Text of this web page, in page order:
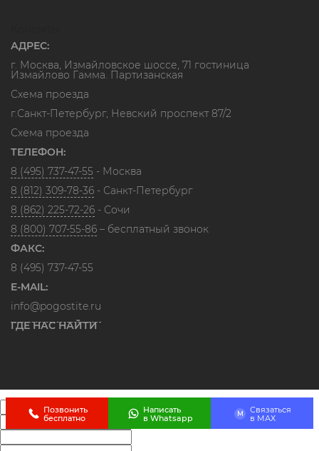
АДРЕС:
г. Москва, Измайловское шоссе, 71 гостиница
Измайлово Гамма. Партизанская
Схема проезда
г.Санкт-Петербург, Невский проспект 87/2
Схема проезда
ТЕЛЕФОН:
8 (495) 737-47-55 - Москва
8 (812) 309-78-36 - Санкт-Петербург
8 (862) 225-72-26 - Сочи
8 (800) 707-55-86 – бесплатный звонок
ФАКС:
8 (495) 737-47-55
E-MAIL:
info@pogostite.ru
ГДЕ НАС НАЙТИ
Позвонить
бесплатно
Написать
в Whatsapp
M
Связаться
в МАХ